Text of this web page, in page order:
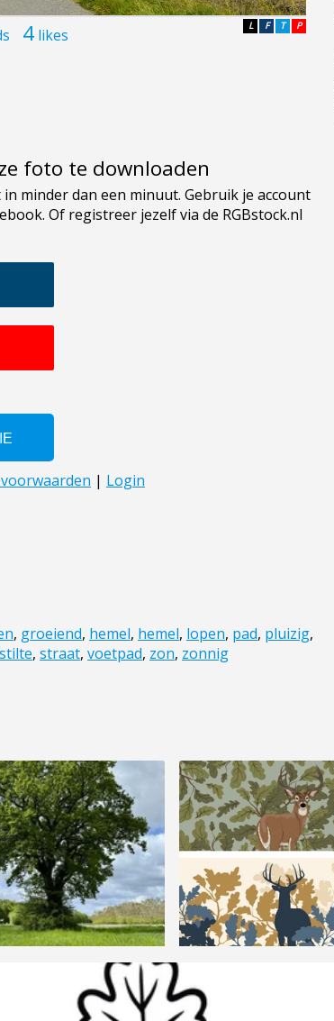
4 likes P
T
F
L
foto te downloaden
, groeiend, hemel, hemel, lopen, pad, pluizig,
stilte, straat, voetpad, zon, zonnig